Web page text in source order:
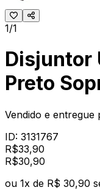
1/1
Disjuntor
Preto
Vendido e entregue
ID: 3131767
R$33,90
R$30,90
ou 1x de R$ 30,90